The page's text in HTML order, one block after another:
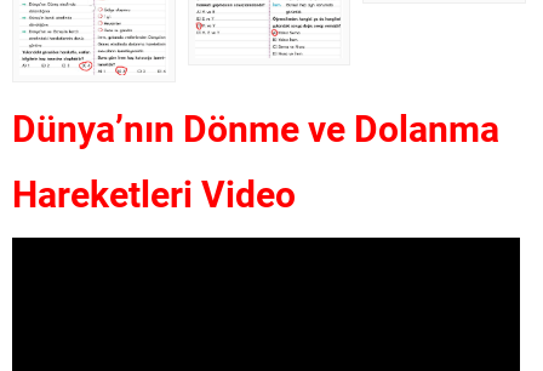
Dünya’nın Dönme ve Dolanma
Hareketleri Video